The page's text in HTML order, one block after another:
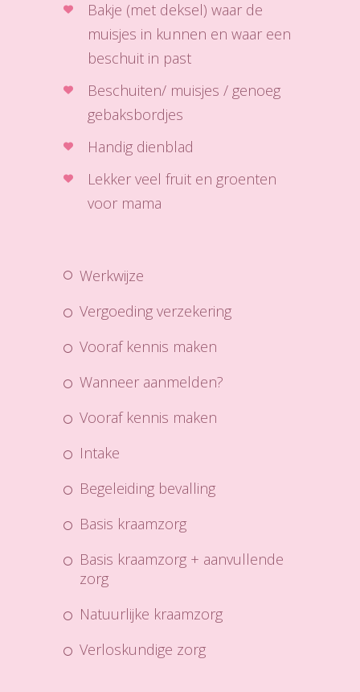
Bakje (met deksel) waar de
muisjes in kunnen en waar een
beschuit in past
Beschuiten/ muisjes / genoeg
gebaksbordjes
Handig dienblad
Lekker veel fruit en groenten
voor mama
werkwijze
vergoeding verzekering
vooraf kennis maken
wanneer aanmelden?
vooraf kennis maken
intake
begeleiding bevalling
basis kraamzorg
basis kraamzorg + aanvullende
zorg
natuurlijke kraamzorg
verloskundige zorg